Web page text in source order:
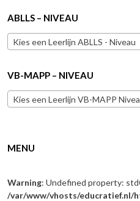
ABLLS – NIVEAU
Kies een Leerlijn ABLLS - Niveau
VB-MAPP – NIVEAU
Kies een Leerlijn VB-MAPP
MENU
Warning: Undefined property:
/var/www/vhosts/educratief.nl/